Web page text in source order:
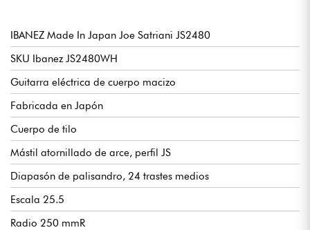
IBANEZ Made In Japan Joe Satriani JS2480
SKU Ibanez JS2480WH
Guitarra eléctrica de cuerpo macizo
Fabricada en Japón
Cuerpo de tilo
Mástil atornillado de arce, perfil JS
Diapasón de palisandro, 24 trastes medios
Escala 25.5
Radio 250 mmR